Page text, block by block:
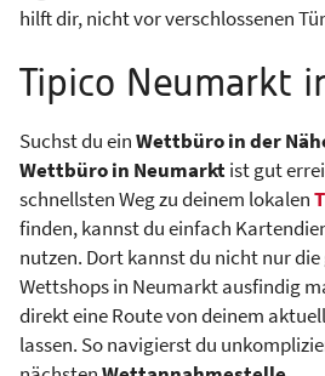
hilft dir, nicht vor verschlossenen
Tipico Neumarkt
Suchst du einWettbüro in der
Wettbüro in Neumarktist gut
schnellsten Weg zu deinem lokalen
finden, kannst du einfach
nutzen. Dort kannst du nicht nur die
Wettshops in Neumarkt ausfindig
direkt eine Route von deinem
lassen. So navigierst du